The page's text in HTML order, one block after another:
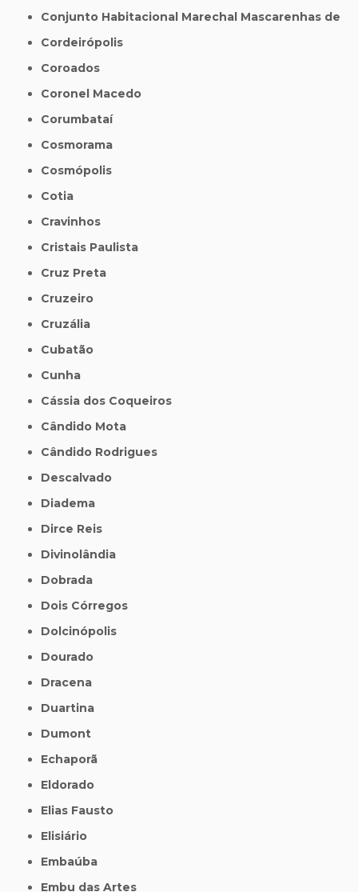
Conjunto Habitacional Marechal Mascarenhas de
Cordeirópolis
Coroados
Coronel Macedo
Corumbataí
Cosmorama
Cosmópolis
Cotia
Cravinhos
Cristais Paulista
Cruz Preta
Cruzeiro
Cruzália
Cubatão
Cunha
Cássia dos Coqueiros
Cândido Mota
Cândido Rodrigues
Descalvado
Diadema
Dirce Reis
Divinolândia
Dobrada
Dois Córregos
Dolcinópolis
Dourado
Dracena
Duartina
Dumont
Echaporã
Eldorado
Elias Fausto
Elisiário
Embaúba
Embu das Artes